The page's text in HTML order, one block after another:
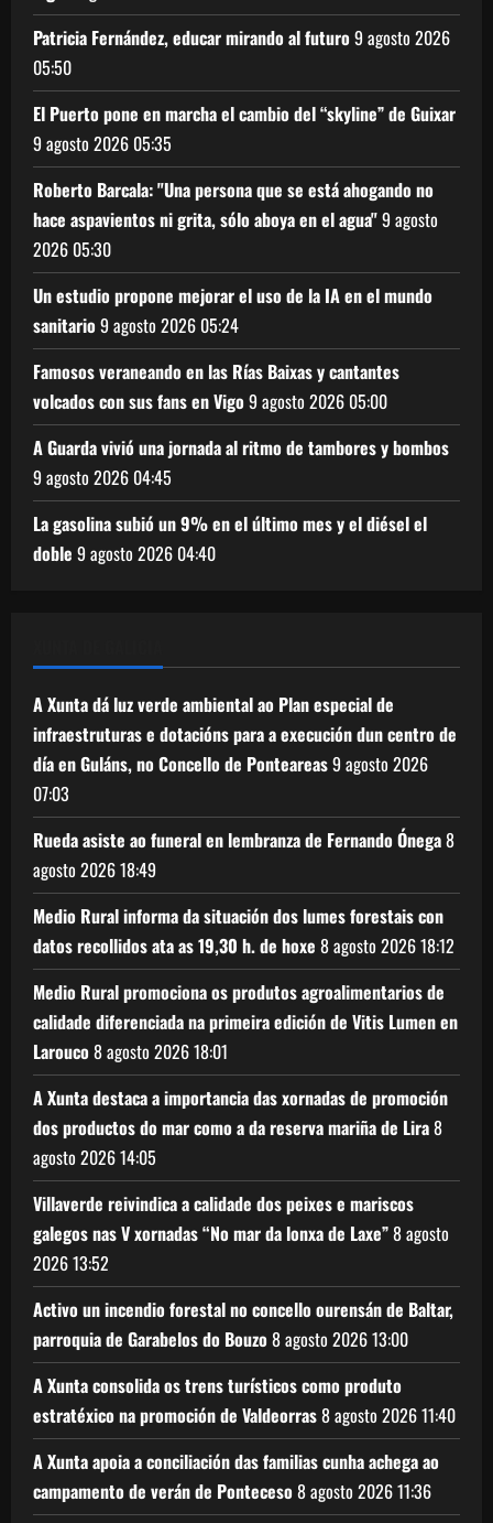
Patricia Fernández, educar mirando al futuro9 agosto 2026
05:50
El Puerto pone en marcha el cambio del “skyline” de Guixar
9 agosto 2026 05:35
Roberto Barcala: "Una persona que se está ahogando no
hace aspavientos ni grita, sólo aboya en el agua"9 agosto
2026 05:30
Un estudio propone mejorar el uso de la IA en el mundo
sanitario9 agosto 2026 05:24
Famosos veraneando en las Rías Baixas y cantantes
volcados con sus fans en Vigo9 agosto 2026 05:00
A Guarda vivió una jornada al ritmo de tambores y bombos
9 agosto 2026 04:45
La gasolina subió un 9% en el último mes y el diésel el
doble 9 agosto 2026 04:40
A Xunta dá luz verde ambiental ao Plan especial de
infraestruturas e dotacións para a execución dun centro de
día en Guláns, no Concello de Ponteareas9 agosto 2026
07:03
Rueda asiste ao funeral en lembranza de Fernando Ónega8
agosto 202618:49
Medio Rural informa da situación dos lumes forestais con
datos recollidos ata as 19,30 h. de hoxe 8 agosto 202618:12
Medio Rural promociona os produtos agroalimentarios de
calidade diferenciada na primeira edición de Vitis Lumen en
Larouco8 agosto 202618:01
A Xunta destaca a importancia das xornadas de promoción
dos productos do mar como a da reserva mariña de Lira8
agosto 202614:05
Villaverde reivindica a calidade dos peixes e mariscos
galegos nas V xornadas “No mar da lonxa de Laxe”8 agosto
202613:52
Activo un incendio forestal no concello ourensán de Baltar,
parroquia de Garabelos do Bouzo8 agosto 202613:00
A Xunta consolida os trens turísticos como produto
estratéxico na promoción de Valdeorras8 agosto 202611:40
A Xunta apoia a conciliación das familias cunha achega ao
campamento de verán de Ponteceso8 agosto 202611:36